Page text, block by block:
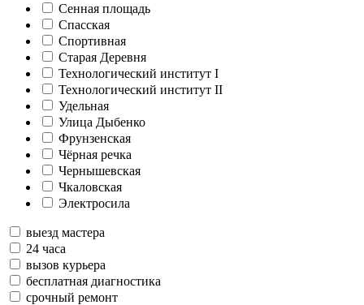
Сенная площадь
Спасская
Спортивная
Старая Деревня
Технологический институт I
Технологический институт II
Удельная
Улица Дыбенко
Фрунзенская
Чёрная речка
Чернышевская
Чкаловская
Электросила
выезд мастера
24 часа
вызов курьера
бесплатная диагностика
срочный ремонт